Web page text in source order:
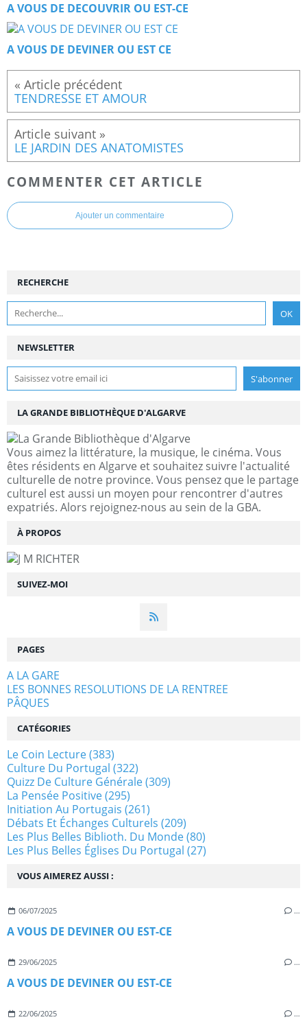
A VOUS DE DECOUVRIR OU EST-CE
A VOUS DE DEVINER OU EST CE
TENDRESSE ET AMOUR
LE JARDIN DES ANATOMISTES
COMMENTER CET ARTICLE
Ajouter un commentaire
NEWSLETTER
SUIVEZ-MOI
RECHERCHE
LA GRANDE BIBLIOTHÈQUE D'ALGARVE
Vous aimez la littérature, la musique, le cinéma. Vous
êtes résidents en Algarve et souhaitez suivre l'actualité
culturelle de notre province. Vous pensez que le partage
culturel est aussi un moyen pour rencontrer d'autres
expatriés. Alors rejoignez-nous au sein de la GBA.
À PROPOS
VOUS AIMEREZ AUSSI :
06/07/2025 …
A VOUS DE DEVINER OU EST-CE
29/06/2025 …
A VOUS DE DEVINER OU EST-CE
22/06/2025 …
PAGES
A LA GARE
LES BONNES RESOLUTIONS DE LA RENTREE
PÂQUES
CATÉGORIES
Le Coin Lecture(383)
Culture Du Portugal (322)
Quizz De Culture Générale(309)
La Pensée Positive(295)
Initiation Au Portugais (261)
Débats Et Échanges Culturels (209)
Les Plus Belles Biblioth. Du Monde(80)
Les Plus Belles Églises Du Portugal (27)